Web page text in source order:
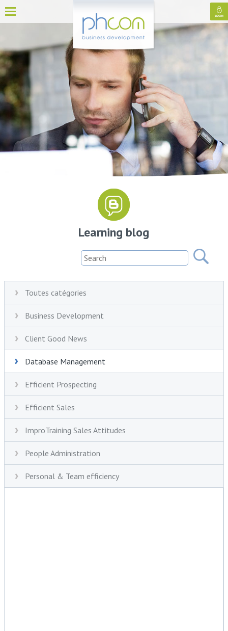
Learning blog
Toutes catégories
Business Development
Client Good News
Database Management
Efficient Prospecting
Efficient Sales
ImproTraining Sales Attitudes
People Administration
Personal & Team efficiency